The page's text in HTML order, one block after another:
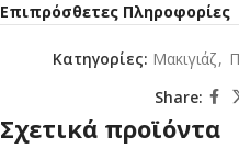
Επιπρόσθετες Πληροφορίες
Κατηγορίες: Mακιγιάζ,
Share:
Σχετικά προϊόντα